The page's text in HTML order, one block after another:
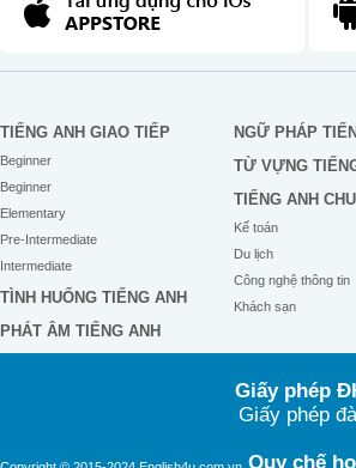
TIẾNG ANH GIAO TIẾP
Beginner
Beginner
Elementary
Pre-Intermediate
Intermediate
TÌNH HUỐNG TIẾNG ANH
PHÁT ÂM TIẾNG ANH
NGỮ PHÁP
TỪ VỰNG
TIẾNG ANH
Kế toán
Du lịch
Công nghệ thông tin
Khách sạn
Giấy phép
Giấy phép
Quy chế